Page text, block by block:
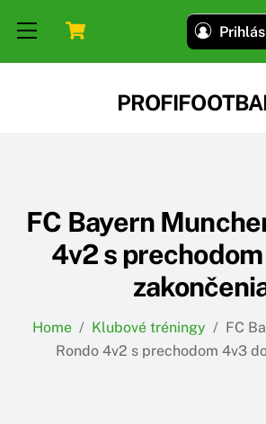
Menu
FC Bayern
4v2 s
Home / Klubové tréningy / FC
Rondo 4v2 s prechodom 4v3